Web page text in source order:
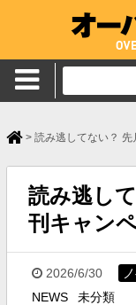
> 読み逃してない？
読み逃し
刊キャン
2026/6/30
NEWS
未分類